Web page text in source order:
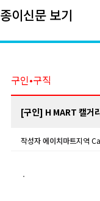
종이신문 보기
구인•구직
[구인] H MART 캘거
작성자에이치마트지역